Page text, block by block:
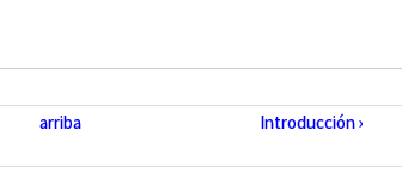
arriba Introducción ›